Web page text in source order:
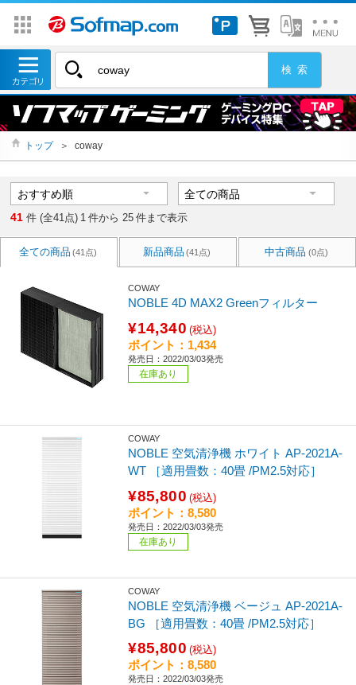
トップ ＞ coway
41 件 (全41点) 1 件から 25 件まで表示
全ての商品 (41点) 新品商品 (41点) 中古商品 (0点)
COWAY
NOBLE 4D MAX2 Greenフィルター
¥14,340 (税込)
ポイント：1,434
発売日：2022/03/03発売
在庫あり
COWAY
NOBLE 空気清浄機 ホワイト AP-2021A-
WT ［適用畳数：40畳 /PM2.5対応］
¥85,800 (税込)
ポイント：8,580
発売日：2022/03/03発売
在庫あり
COWAY
NOBLE 空気清浄機 ベージュ AP-2021A-
BG ［適用畳数：40畳 /PM2.5対応］
¥85,800 (税込)
ポイント：8,580
発売日：2022/03/03発売